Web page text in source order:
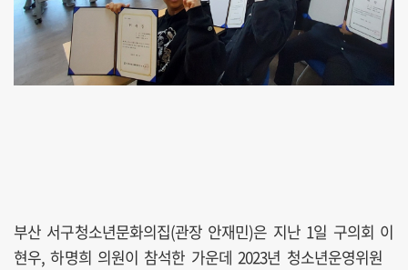
부산 서구청소년문화의집(관장 안재민)은 지난 1일 구의회 이
현우, 하명희 의원이 참석한 가운데 2023년 청소년운영위원